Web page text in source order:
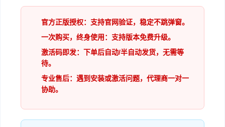
官方正版授权：支持官网验证，稳定不跳弹窗。
一次购买，终身使用：支持版本免费升级。
激活码即发：下单后自动/半自动发货，无需等
待。
专业售后：遇到安装或激活问题，代理商一对一
协助。